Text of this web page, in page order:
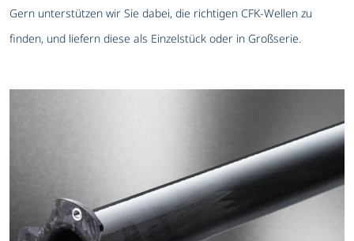
Gern unterstützen wir Sie dabei, die richtigen CFK-Wellen zu
finden, und liefern diese als Einzelstück oder in Großserie.